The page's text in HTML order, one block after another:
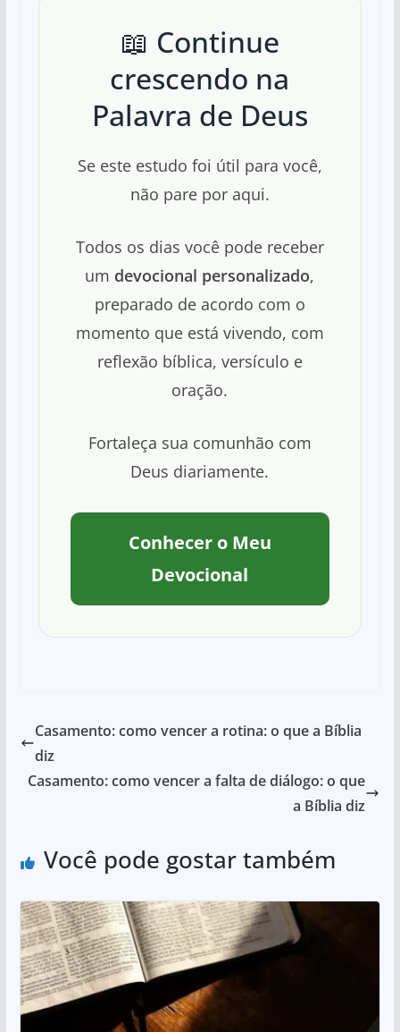
📖 Continue
crescendo na
Palavra de Deus
Se este estudo foi útil para você,
não pare por aqui.
Todos os dias você pode receber
um devocional personalizado,
preparado de acordo com o
momento que está vivendo, com
reflexão bíblica, versículo e
oração.
Fortaleça sua comunhão com
Deus diariamente.
Conhecer o Meu
Devocional
Casamento: como vencer a rotina: o que a Bíblia
diz
Casamento: como vencer a falta de diálogo: o que
a Bíblia diz
Você pode gostar também